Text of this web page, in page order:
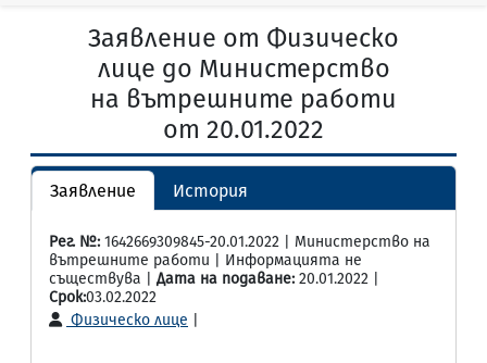
Заявление от Физическо
лице до Министерство
на вътрешните работи
от 20.01.2022
Заявление История
Рег. №: 1642669309845-20.01.2022 | Министерство на
вътрешните работи | Информацията не
съществува | Дата на подаване: 20.01.2022 |
Срок:03.02.2022
Физическо лице